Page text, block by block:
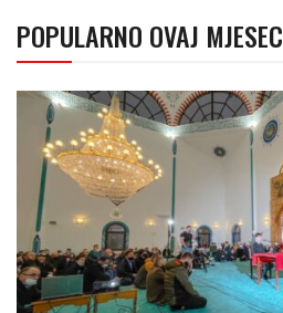
POPULARNO OVAJ MJESEC